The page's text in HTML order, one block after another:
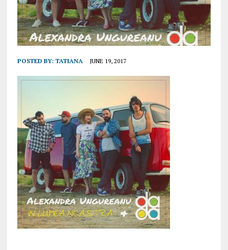
POSTED BY: TATIANA JUNE 19, 2017